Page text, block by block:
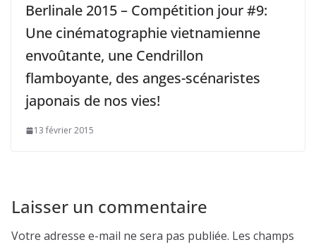
Berlinale 2015 – Compétition jour #9:
Une cinématographie vietnamienne
envoûtante, une Cendrillon
flamboyante, des anges-scénaristes
japonais de nos vies!
13 février 2015
Laisser un commentaire
Votre adresse e-mail ne sera pas publiée. Les champs